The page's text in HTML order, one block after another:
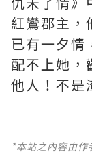
紅鸞郡主，
已有一夕情
配不上她，
他人！不是
*本站之內容由